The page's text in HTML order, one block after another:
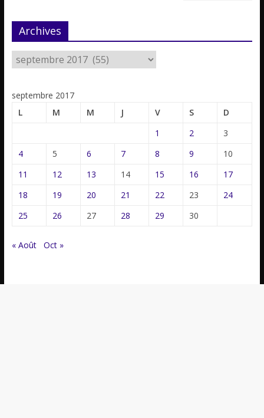
Archives
septembre 2017
L
M M J V S
D
1
2
3
4
5 6 7 8 9
10
11
12 13 14 15 16
17
18
19 20 21 22 23
24
25
26 27 28 29 30
« Août Oct »